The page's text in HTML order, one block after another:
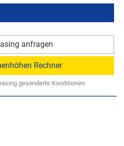
anfragen
Rechner
gesonderte Konditionen